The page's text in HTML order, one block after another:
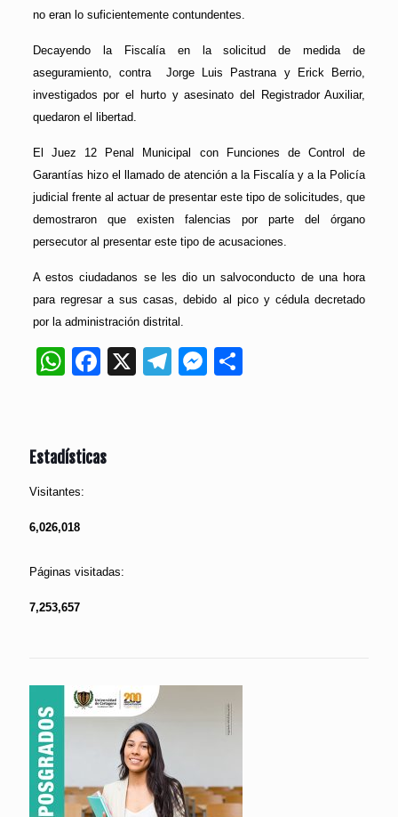
no eran lo suficientemente contundentes.
Decayendo la Fiscalía en la solicitud de medida de
aseguramiento, contra Jorge Luis Pastrana y Erick Berrio,
investigados por el hurto y asesinato del Registrador Auxiliar,
quedaron el libertad.
El Juez 12 Penal Municipal con Funciones de Control de
Garantías hizo el llamado de atención a la Fiscalía y a la Policía
judicial frente al actuar de presentar este tipo de solicitudes, que
demostraron que existen falencias por parte del órgano
persecutor al presentar este tipo de acusaciones.
A estos ciudadanos se les dio un salvoconducto de una hora
para regresar a sus casas, debido al pico y cédula decretado
por la administración distrital.
WhatsApp
Facebook
X Telegram
Messenger
Estadísticas
Visitantes:
6,026,018
Páginas visitadas:
7,253,657